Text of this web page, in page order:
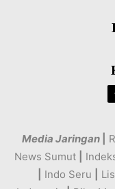
Media Jaringan
News Sumut
Indo Seru